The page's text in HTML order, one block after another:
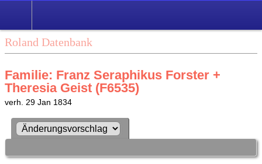
Roland Datenbank
Familie: Franz Seraphikus Forster +
Theresia Geist (F6535)
verh. 29 Jan 1834